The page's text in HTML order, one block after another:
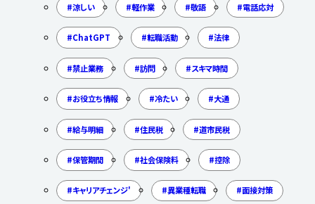
涼しい 軽作業 敬語 電話応対
ChatGPT 転職活動 法律
禁止業務 訪問 スキマ時間
お役立ち情報 冷たい 大通
給与明細 住民税 道市民税
保管期間 社会保険料 控除
キャリアチェンジ' 異業種転職 面接対策